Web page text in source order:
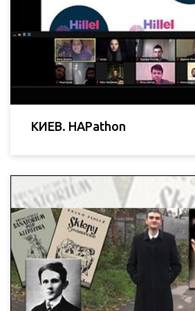
КИЕВ. HAPathon